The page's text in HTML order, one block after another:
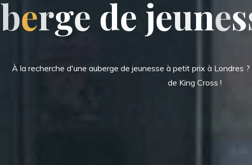
berge de jeunes
À la recherche d'une auberge de jeunesse à petit prix à Londres
de King Cross !